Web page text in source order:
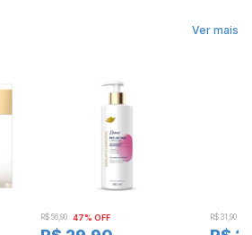
Ver mais
R$ 56,90 47% OFF R$ 31,90